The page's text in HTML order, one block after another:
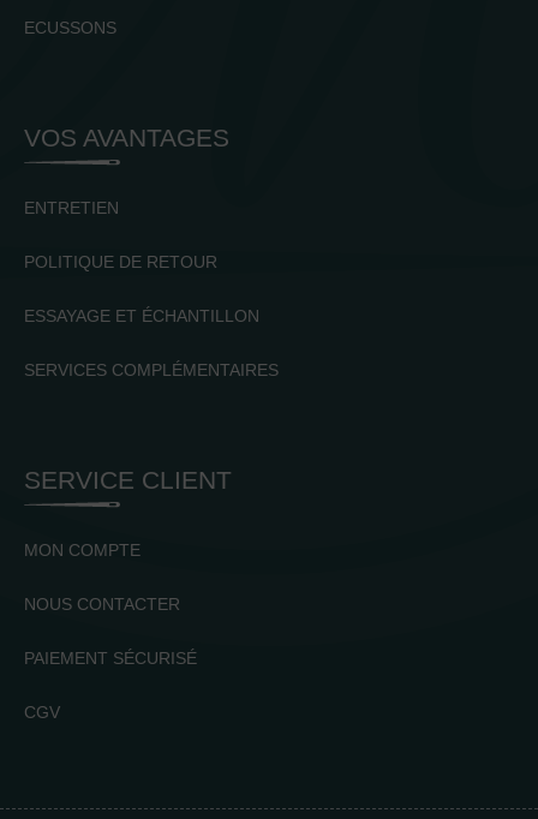
ECUSSONS
VOS AVANTAGES
ENTRETIEN
POLITIQUE DE RETOUR
ESSAYAGE ET ÉCHANTILLON
SERVICES COMPLÉMENTAIRES
SERVICE CLIENT
MON COMPTE
NOUS CONTACTER
PAIEMENT SÉCURISÉ
CGV